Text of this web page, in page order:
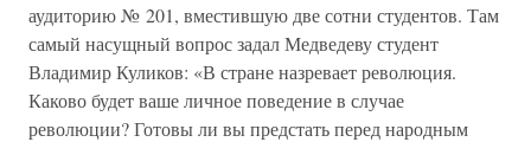
аудиторию № 201, вместившую две сотни студентов. Там
самый насущный вопрос задал Медведеву студент
Владимир Куликов: «В стране назревает революция.
Каково будет ваше личное поведение в случае
революции? Готовы ли вы предстать перед народным